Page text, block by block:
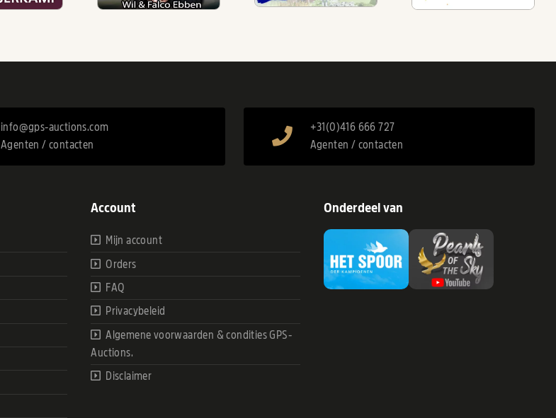
info@gps-auctions.com
Agenten / contacten
+31(0)416 666 727
Agenten / contacten
Account
Mijn account
Orders
FAQ
Privacybeleid
Algemene voorwaarden & condities GPS-
Auctions.
Disclaimer
Onderdeel van